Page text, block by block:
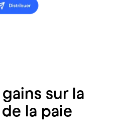
sur la
la paie